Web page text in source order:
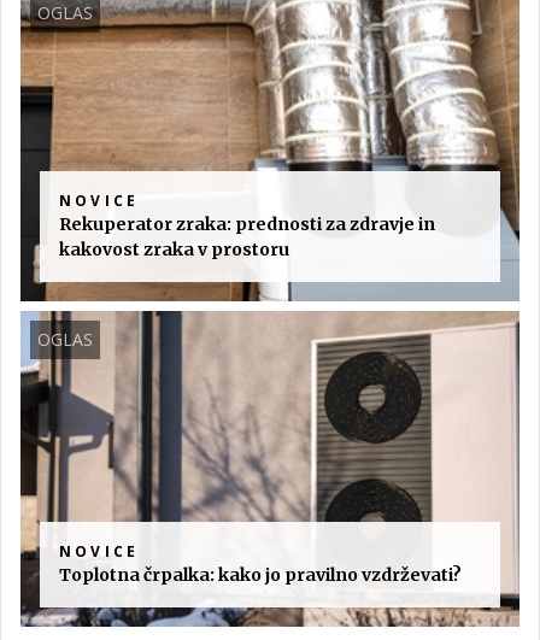
OGLAS
NOVICE
Rekuperator zraka: prednosti za zdravje in
kakovost zraka v prostoru
OGLAS
NOVICE
Toplotna črpalka: kako jo pravilno vzdrževati?